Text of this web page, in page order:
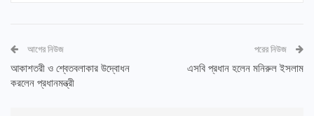
আগের নিউজ
আকাশতরী ও শ্বেতবলাকার উদ্বোধন
করলেন প্রধানমন্ত্রী
পরের নিউজ
এসবি প্রধান হলেন মনিরুল ইসলাম